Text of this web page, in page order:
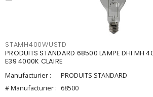
STAMH400WUSTD
PRODUITS STANDARD 68500 LAMPE DHI MH
E39 4000K CLAIRE
Manufacturier :
PRODUITS STANDARD
# Manufacturier : 68500